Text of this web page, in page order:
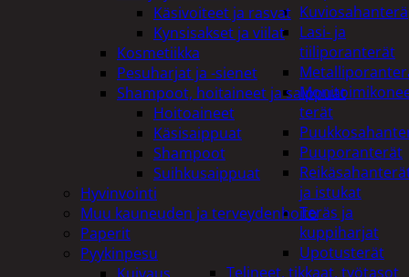
Kuviosahanterä
Lasi- ja
tiiliporanterät
terät
Puuporanterät
ja istukat
Teräs ja
kuppiharjat
Upotusterät
Telineet, tikkaat, työtasot
Käsivoiteet ja rasvat
Kynsisakset ja viilat
Kosmetiikka
Pesuharjat ja -sienet
Shampoot, hoitaineet ja saippuat
Hoitoaineet
Käsisaippuat
Shampoot
Suihkusaippuat
Hyvinvointi
Muu kauneuden ja terveydenhoito
Paperit
Pyykinpesu